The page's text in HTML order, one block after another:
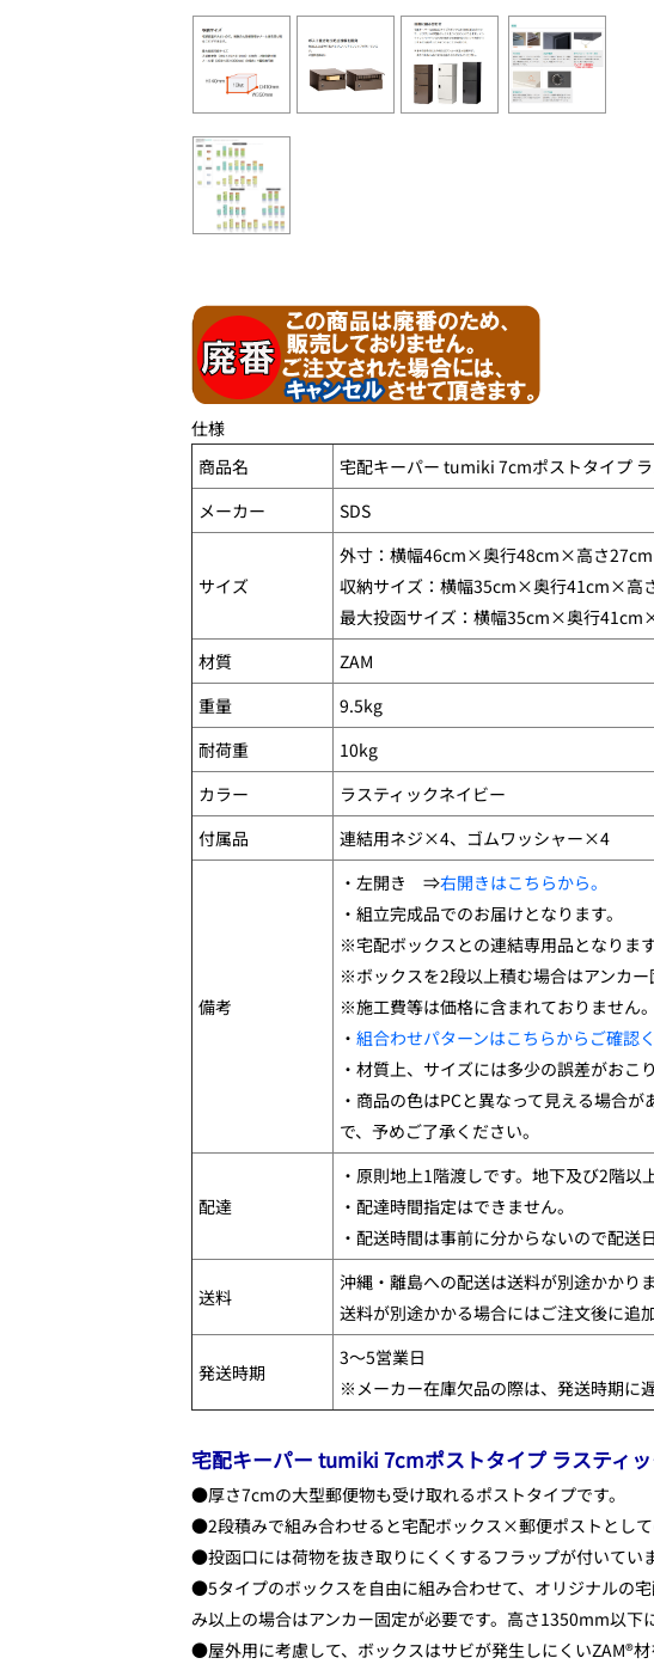
仕様
商品名
宅配キーパー tumiki 7cmポストタイプ
メーカー
SDS
サイズ
外寸：横幅46cm×奥行48cm×高さ27cm
収納サイズ：横幅35cm×奥行41cm×高
最大投函サイズ：横幅35cm×奥行
材質
ZAM
重量
9.5kg
耐荷重
10kg
カラー
ラスティックネイビー
付属品
連結用ネジ×4、ゴムワッシャー×4
備考
・左開き ⇒右開きはこちらから。
・組立完成品でのお届けとなります。
※宅配ボックスとの連結専用品となりま
※ボックスを2段以上積む場合はアンカー
※施工費等は価格に含まれておりません。
・ 組合わせパターンはこちらからご確認く
・材質上、サイズには多少の誤差がおこ
・商品の色はPCと異なって見える場合
で、予めご了承ください。
配達
・原則地上1階渡しです。地下及び2階以
・配達時間指定はできません。
・配送時間は事前に分からないので配送
送料
沖縄・離島への配送は送料が別途かかりま
送料が別途かかる場合にはご注文後に追加
発送時期
3～5営業日
※メーカー在庫欠品の際は、発送時期に
宅配キーパー tumiki 7cmポストタイプ ラスティ
●厚さ7cmの大型郵便物も受け取れるポストタイプです。
●2段積みで組み合わせると宅配ボックス×郵便ポストとして
●投函口には荷物を抜き取りにくくするフラップが付いていま
●5タイプのボックスを自由に組み合わせて、オリジナルの宅
み以上の場合はアンカー固定が必要です。高さ1350mm以下
●屋外用に考慮して、ボックスはサビが発生しにくいZAM®